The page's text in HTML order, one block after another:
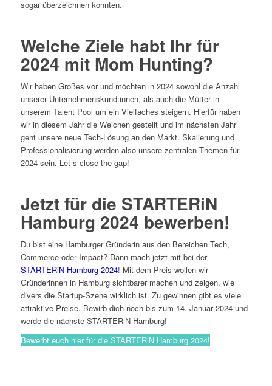
sogar überzeichnen konnten.
Welche Ziele habt Ihr für
2024 mit Mom Hunting?
Wir haben Großes vor und möchten in 2024 sowohl die Anzahl
unserer Unternehmenskund:innen, als auch die Mütter in
unserem Talent Pool um ein Vielfaches steigern. Hierfür haben
wir in diesem Jahr die Weichen gestellt und im nächsten Jahr
geht unsere neue Tech-Lösung an den Markt. Skalierung und
Professionalisierung werden also unsere zentralen Themen für
2024 sein. Let´s close the gap!
Jetzt für die STARTERiN
Hamburg 2024 bewerben!
Du bist eine Hamburger Gründerin aus den Bereichen Tech,
Commerce oder Impact? Dann mach jetzt mit bei der
STARTERiN Hamburg 2024! Mit dem Preis wollen wir
Gründerinnen in Hamburg sichtbarer machen und zeigen, wie
divers die Startup-Szene wirklich ist. Zu gewinnen gibt es viele
attraktive Preise. Bewirb dich noch bis zum 14. Januar 2024 und
werde die nächste STARTERiN Hamburg!
Bewerbt euch hier für die STARTERiN Hamburg 2024!